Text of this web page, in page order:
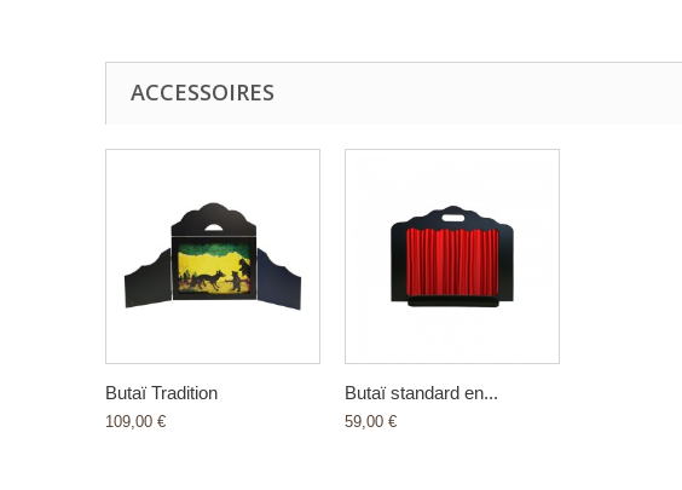
ACCESSOIRES
Butaï Tradition
109,00 €
Butaï standard en...
59,00 €